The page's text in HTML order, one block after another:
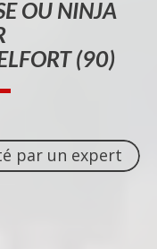
OU NINJA
(90)
par un expert